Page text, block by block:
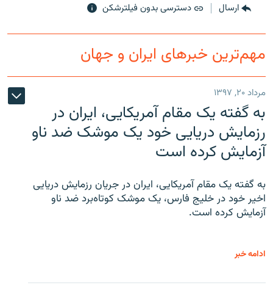
ارسال دسترسی بدون فیلترشکن
مهم‌ترین خبرهای ایران و جهان
مرداد ۲۰, ۱۳۹۷
به گفته یک مقام آمریکایی، ایران در
رزمایش دریایی خود یک موشک ضد ناو
آزمایش کرده است
به گفته یک مقام آمریکایی، ایران در جریان رزمایش دریایی
اخیر خود در خلیج فارس، یک موشک کوتاه‌برد ضد ناو
آزمایش کرده است.
ادامه خبر